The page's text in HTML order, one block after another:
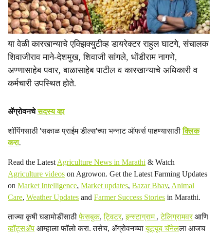
या वेळी कारखान्याचे एक्झिक्युटीव्ह डायरेक्टर राहुल घाटगे, संचालक
शिवाजीराव माने-देशमुख, शिवाजी सांगले, धोंडीराम नागणे,
अण्णासाहेब पवार, बाळासाहेब पाटील व कारखान्याचे अधिकारी व
कर्मचारी उपस्थित होते.
ॲग्रोवनचेसदस्य व्हा
शॉपिंगसाठी 'सकाळ प्राईम डील्स'च्या भन्नाट ऑफर्स पाहण्यासाठीक्लिक
करा.
Read the Latest Agriculture News in Marathi & Watch
Agriculture videos on Agrowon. Get the Latest Farming Updates
on Market Intelligence, Market updates, Bazar Bhav, Animal
Care, Weather Updates and Farmer Success Stories in Marathi.
ताज्या कृषी घडामोडींसाठीफेसबुक,ट्विटर,इन्स्टाग्राम ,टेलिग्रामवरआणि
व्हॉट्सॲप आम्हाला फॉलो करा. तसेच, ॲग्रोवनच्यायूट्यूब चॅनेलला आजच